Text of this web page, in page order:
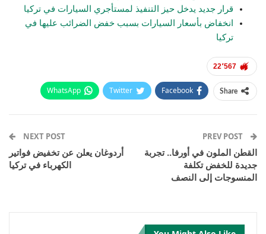
قرار جديد يدخل حيز التنفيذ لمستأجري السيارات في تركيا
انخفاض بأسعار السيارات بسبب خفض الضرائب عليها في
تركيا
22٬567
Share
Facebook
Twitter
WhatsApp
القطن الملون في أورفا.. تجربة
جديدة للخفض تكلفة
المنسوجات إلى النصف
NEXT POST
أردوغان يعلن عن تخفيض فواتير
الكهرباء في تركيا